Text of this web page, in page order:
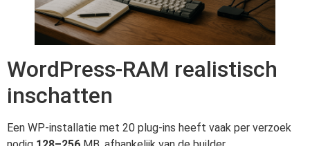
WordPress-RAM realistisch
inschatten
Een WP-installatie met 20 plug-ins heeft vaak per verzoek